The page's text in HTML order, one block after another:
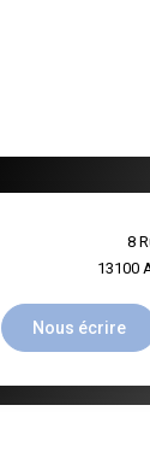
8
13100
Nous écrire